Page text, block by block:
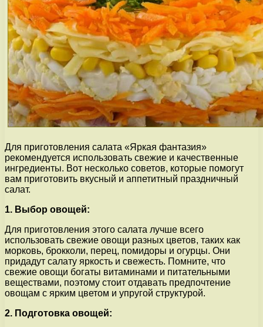
Для приготовления салата «Яркая фантазия»
рекомендуется использовать свежие и качественные
ингредиенты. Вот несколько советов, которые помогут
вам приготовить вкусный и аппетитный праздничный
салат.
1. Выбор овощей:
Для приготовления этого салата лучше всего
использовать свежие овощи разных цветов, таких как
морковь, брокколи, перец, помидоры и огурцы. Они
придадут салату яркость и свежесть. Помните, что
свежие овощи богаты витаминами и питательными
веществами, поэтому стоит отдавать предпочтение
овощам с ярким цветом и упругой структурой.
2. Подготовка овощей: